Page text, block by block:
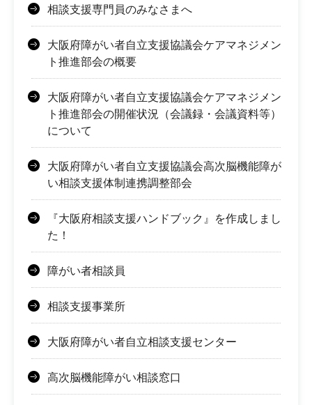
相談支援専門員のみなさまへ
大阪府障がい者自立支援協議会ケアマネジメン
ト推進部会の概要
大阪府障がい者自立支援協議会ケアマネジメン
ト推進部会の開催状況（会議録・会議資料等）
について
大阪府障がい者自立支援協議会高次脳機能障が
い相談支援体制連携調整部会
『大阪府相談支援ハンドブック』を作成しまし
た！
障がい者相談員
相談支援事業所
大阪府障がい者自立相談支援センター
高次脳機能障がい相談窓口